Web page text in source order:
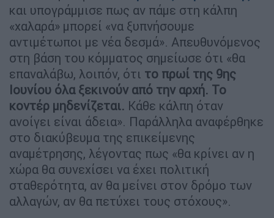
και υπογράμμισε πως αν πάμε στη κάλπη
«χαλαρά» μπορεί «να ξυπνήσουμε
αντιμέτωποι με νέα δεσμά». Απευθυνόμενος
στη βάση του κόμματος σημείωσε ότι «θα
επαναλάβω, λοιπόν, ότι το πρωί της 9ης
Ιουνίου όλα ξεκινούν από την αρχή. Το
κοντέρ μηδενίζεται. Κάθε κάλπη όταν
ανοίγει είναι άδεια». Παράλληλα αναφέρθηκε
στο διακύβευμα της επικείμενης
αναμέτρησης, λέγοντας πως «θα κρίνει αν η
χώρα θα συνεχίσει να έχει πολιτική
σταθερότητα, αν θα μείνει στον δρόμο των
αλλαγών, αν θα πετύχει τους στόχους».